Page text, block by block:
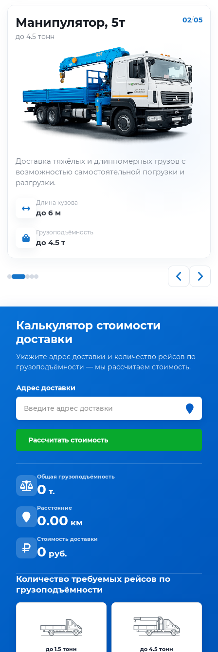
Манипулятор, 5т
до 4.5 тонн
02/05
Доставка тяжёлых и длинномерных грузов с
возможностью самостоятельной погрузки и
разгрузки.
Длина кузова
до 6 м
Грузоподъёмность
до 4.5 т
Калькулятор стоимости
доставки
Укажите адрес доставки и количество рейсов по
грузоподъёмности — мы рассчитаем стоимость.
Адрес доставки
Рассчитать стоимость
Общая грузоподъёмность
0 т.
Расстояние
0.00 км
Стоимость доставки
0 руб.
Количество требуемых рейсов по
грузоподъёмности
до 1.5 тонн до 4.5 тонн